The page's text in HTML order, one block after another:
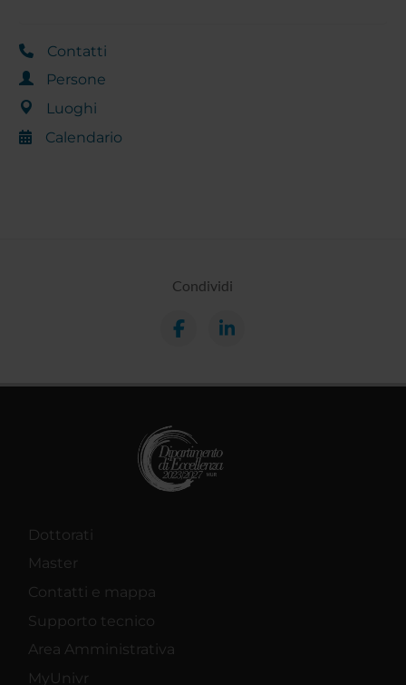
Contatti
Persone
Luoghi
Calendario
Condividi
Dottorati
Master
Contatti e mappa
Supporto tecnico
Area Amministrativa
MyUnivr